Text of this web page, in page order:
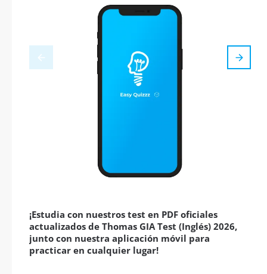
¡Estudia con nuestros test en PDF oficiales
actualizados de Thomas GIA Test (Inglés) 2026,
junto con nuestra aplicación móvil para
practicar en cualquier lugar!